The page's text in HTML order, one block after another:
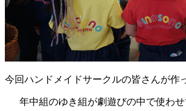
今回ハンドメイドサークルの皆さんが作
年中組のゆき組が劇遊びの中で使わせ